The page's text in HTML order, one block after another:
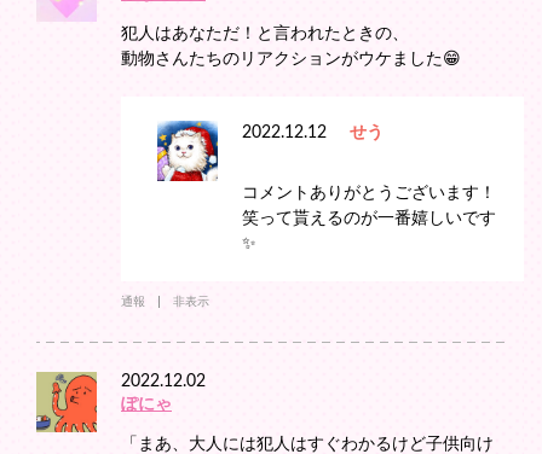
犯人はあなただ！と言われたときの、
動物さんたちのリアクションがウケました😁
2022.12.12 せう
コメントありがとうございます！
笑って貰えるのが一番嬉しいです
✨
通報 非表示
2022.12.02
ぽにゃ
「まあ、大人には犯人はすぐわかるけど子供向け